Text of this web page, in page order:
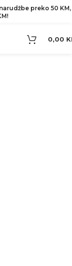
preko 50 KM,
0,00